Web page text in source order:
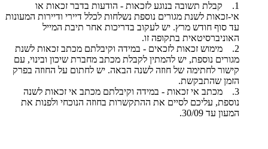
1. קבלת תשובה בנוגע לזכאות - הודעות בדבר זכאות או
אי-זכאות לשנת מגורים נוספת נשלחות לכלל דיירי ודיירות המעונות
עד סוף חודש מרץ. יש לעקוב בדריכות אחר תיבת המייל
האוניברסיטאית בתקופה זו.
2. מימוש זכאות לזכאים - במידה וקיבלתם מכתב זכאות לשנת
מגורים נוספת, יש להמתין לקבלת מכתב מחברת שיכון ובינוי, עם
קישור לחתימה של חוזה לשנה הבאה. יש לחתום על החוזה בפרק
הזמן שהתבקשת.
3. מכתב אי זכאות - במידה וקיבלתם מכתב אי זכאות לשנה
נוספת, עליכם לסיים את ההתקשרות בחוזה הנוכחי ולפנות את
המעון עד 30/09.